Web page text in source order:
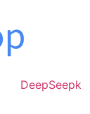
DeepSeepk